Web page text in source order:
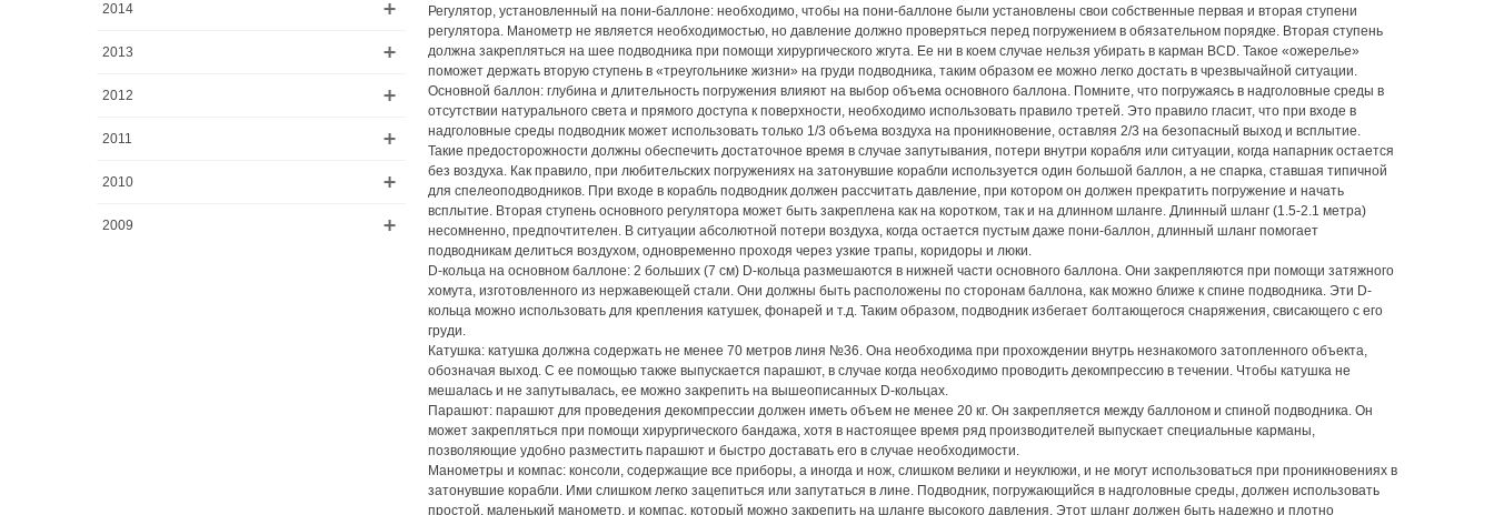
2014
2013
2012
2011
2010
2009
Регулятор, установленный на пони-баллоне: необходимо, чтобы на пони-баллоне были установлены свои собственные первая и вторая ступени
регулятора. Манометр не является необходимостью, но давление должно проверяться перед погружением в обязательном порядке. Вторая ступень
должна закрепляться на шее подводника при помощи хирургического жгута. Ее ни в коем случае нельзя убирать в карман BCD. Такое «ожерелье»
поможет держать вторую ступень в «треугольнике жизни» на груди подводника, таким образом ее можно легко достать в чрезвычайной ситуации.
Основной баллон: глубина и длительность погружения влияют на выбор объема основного баллона. Помните, что погружаясь в надголовные среды в
отсутствии натурального света и прямого доступа к поверхности, необходимо использовать правило третей. Это правило гласит, что при входе в
надголовные среды подводник может использовать только 1/3 объема воздуха на проникновение, оставляя 2/3 на безопасный выход и всплытие.
Такие предосторожности должны обеспечить достаточное время в случае запутывания, потери внутри корабля или ситуации, когда напарник остается
без воздуха. Как правило, при любительских погружениях на затонувшие корабли используется один большой баллон, а не спарка, ставшая типичной
для спелеоподводников. При входе в корабль подводник должен рассчитать давление, при котором он должен прекратить погружение и начать
всплытие. Вторая ступень основного регулятора может быть закреплена как на коротком, так и на длинном шланге. Длинный шланг (1.5-2.1 метра)
несомненно, предпочтителен. В ситуации абсолютной потери воздуха, когда остается пустым даже пони-баллон, длинный шланг помогает
подводникам делиться воздухом, одновременно проходя через узкие трапы, коридоры и люки.
D-кольца на основном баллоне: 2 больших (7 см) D-кольца размешаются в нижней части основного баллона. Они закрепляются при помощи затяжного
хомута, изготовленного из нержавеющей стали. Они должны быть расположены по сторонам баллона, как можно ближе к спине подводника. Эти D-
кольца можно использовать для крепления катушек, фонарей и т.д. Таким образом, подводник избегает болтающегося снаряжения, свисающего с его
груди.
Катушка: катушка должна содержать не менее 70 метров линя №36. Она необходима при прохождении внутрь незнакомого затопленного объекта,
обозначая выход. С ее помощью также выпускается парашют, в случае когда необходимо проводить декомпрессию в течении. Чтобы катушка не
мешалась и не запутывалась, ее можно закрепить на вышеописанных D-кольцах.
Парашют: парашют для проведения декомпрессии должен иметь объем не менее 20 кг. Он закрепляется между баллоном и спиной подводника. Он
может закрепляться при помощи хирургического бандажа, хотя в настоящее время ряд производителей выпускает специальные карманы,
позволяющие удобно разместить парашют и быстро доставать его в случае необходимости.
Манометры и компас: консоли, содержащие все приборы, а иногда и нож, слишком велики и неуклюжи, и не могут использоваться при проникновениях в
затонувшие корабли. Ими слишком легко зацепиться или запутаться в лине. Подводник, погружающийся в надголовные среды, должен использовать
простой, маленький манометр, и компас, который можно закрепить на шланге высокого давления. Этот шланг должен быть надежно и плотно